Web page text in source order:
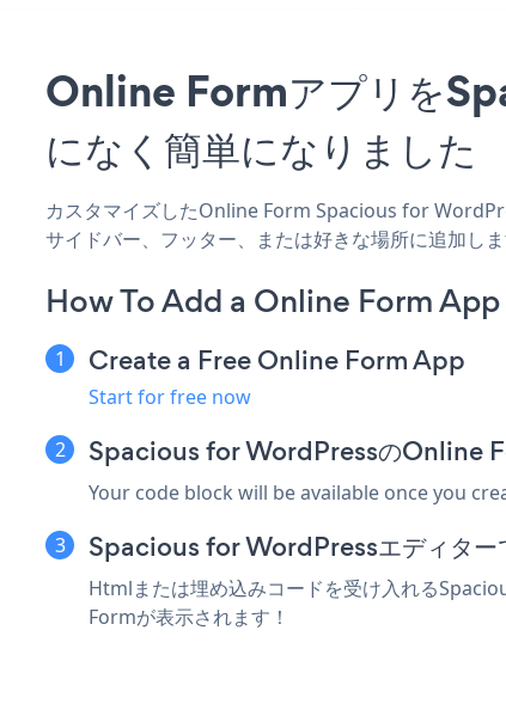
Online Formアプリを
になく簡単になりました
カスタマイズしたOnline Form Spacious for
サイドバー、フッター、または好きな場所に追加しま
How To Add a Online Form
Create a Free Online Form App
Start for free now
Spacious for WordPressのOnline
Your code block will be available once you
Spacious for WordPressエディター
Htmlまたは埋め込みコードを受け入れる
Formが表示されます！